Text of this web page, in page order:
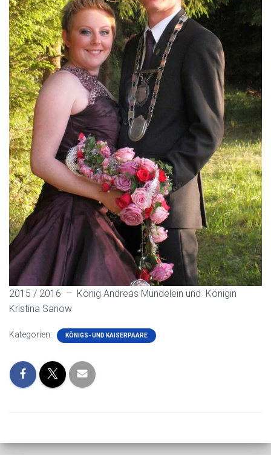
2015 / 2016 – König Andreas Mündelein und Königin
Kristina Sanow
Kategorien: KÖNIGS- UND KAISERPAARE